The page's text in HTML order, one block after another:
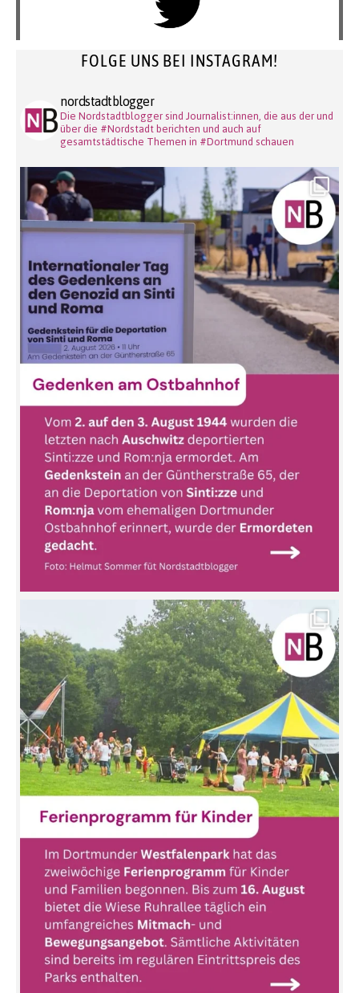
FOLGE UNS BEI INSTAGRAM!
nordstadtblogger
Die Nordstadtblogger sind Journalist:innen, die aus der und
über die #Nordstadt berichten und auch auf
gesamtstädtische Themen in #Dortmund schauen